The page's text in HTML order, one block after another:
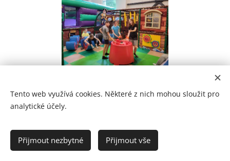
Cookies
Tento web využívá cookies. Některé z nich mohou sloužit pro
analytické účely.
Přijmout nezbytné Přijmout vše